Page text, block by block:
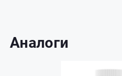
Аналоги